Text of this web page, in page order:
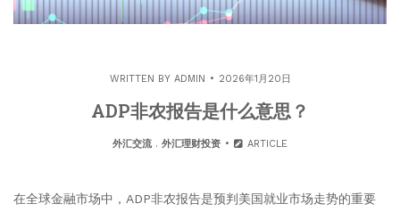
WRITTEN BY ADMIN 2026年1月20日
ADP非农报告是什么意思？
外汇交流. 外汇理财投资 ARTICLE
在全球金融市场中，ADP非农报告是预判美国就业市场走势的重要